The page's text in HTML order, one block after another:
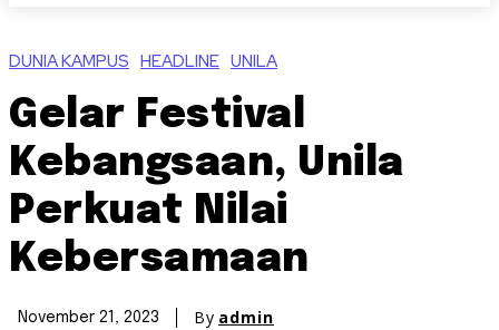
DUNIA KAMPUS HEADLINE UNILA
Gelar Festival
Kebangsaan, Unila
Perkuat Nilai
Kebersamaan
November 21, 2023 By admin